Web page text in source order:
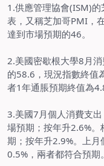
1.供應管理協會(ISM)的
表，又稱芝加哥PMI ，
達到市場預期的46。
2.美國密歇根大學8月
的58.6 ，現況指數終值
者1年通脹預期終值為
3.美國7月個人消費支出
場預期；按年升2.6%。
期；按年升2.9%。上月
0.5% ，兩者都符合預期。